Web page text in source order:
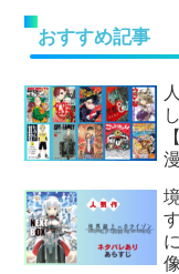
おすすめ記事